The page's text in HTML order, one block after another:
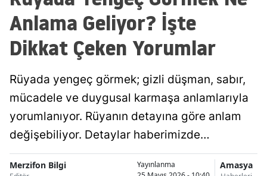
Anlama Geliyor? İşte
Dikkat Çeken Yorumlar
Rüyada yengeç görmek; gizli düşman, sabır,
mücadele ve duygusal karmaşa anlamlarıyla
yorumlanıyor. Rüyanın detayına göre anlam
değişebiliyor. Detaylar haberimizde…
Merzifon Bilgi
Yayınlanma
Amasya